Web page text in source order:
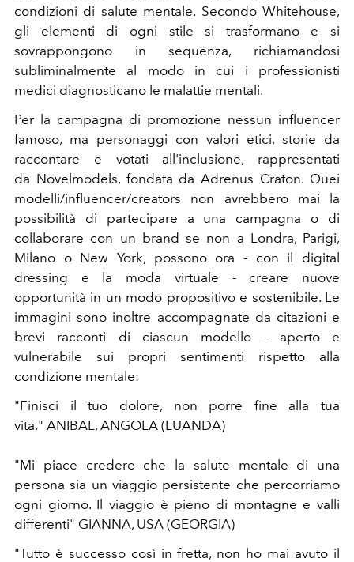
condizioni di salute mentale. Secondo Whitehouse,
gli elementi di ogni stile si trasformano e si
sovrappongono in sequenza, richiamandosi
subliminalmente al modo in cui i professionisti
medici diagnosticano le malattie mentali.
Per la campagna di promozione nessun influencer
famoso, ma personaggi con valori etici, storie da
raccontare e votati all'inclusione, rappresentati
da Novelmodels, fondata da Adrenus Craton. Quei
modelli/influencer/creators non avrebbero mai la
possibilità di partecipare a una campagna o di
collaborare con un brand se non a Londra, Parigi,
Milano o New York, possono ora - con il digital
dressing e la moda virtuale - creare nuove
opportunità in un modo propositivo e sostenibile. Le
immagini sono inoltre accompagnate da citazioni e
brevi racconti di ciascun modello - aperto e
vulnerabile sui propri sentimenti rispetto alla
condizione mentale:
"Finisci il tuo dolore, non porre fine alla tua
vita." ANIBAL, ANGOLA (LUANDA)
"Mi piace credere che la salute mentale di una
persona sia un viaggio persistente che percorriamo
ogni giorno. Il viaggio è pieno di montagne e valli
differenti" GIANNA, USA (GEORGIA)
"Tutto è successo così in fretta, non ho mai avuto il